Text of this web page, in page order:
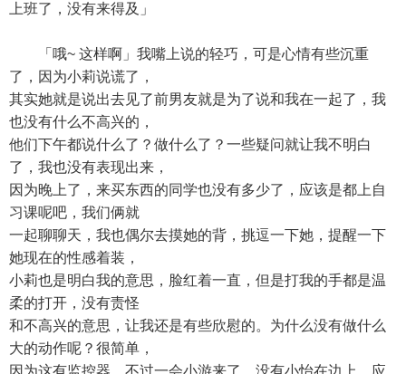
上班了，没有来得及」
「哦~ 这样啊」我嘴上说的轻巧，可是心情有些沉重
了，因为小莉说谎了，
其实她就是说出去见了前男友就是为了说和我在一起了，我
也没有什么不高兴的，
他们下午都说什么了？做什么了？一些疑问就让我不明白
了，我也没有表现出来，
因为晚上了，来买东西的同学也没有多少了，应该是都上自
习课呢吧，我们俩就
一起聊聊天，我也偶尔去摸她的背，挑逗一下她，提醒一下
她现在的性感着装，
小莉也是明白我的意思，脸红着一直，但是打我的手都是温
柔的打开，没有责怪
和不高兴的意思，让我还是有些欣慰的。为什么没有做什么
大的动作呢？很简单，
因为这有监控器，不过一会小游来了，没有小怡在边上，应